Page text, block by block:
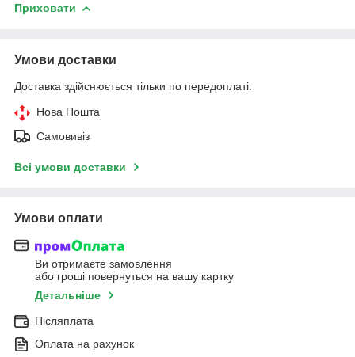
Приховати
Умови доставки
Доставка здійснюється тільки по передоплаті.
Нова Пошта
Самовивіз
Всі умови доставки
Умови оплати
Ви отримаєте замовлення
або гроші повернуться на вашу картку
Детальніше
Післяплата
Оплата на рахунок